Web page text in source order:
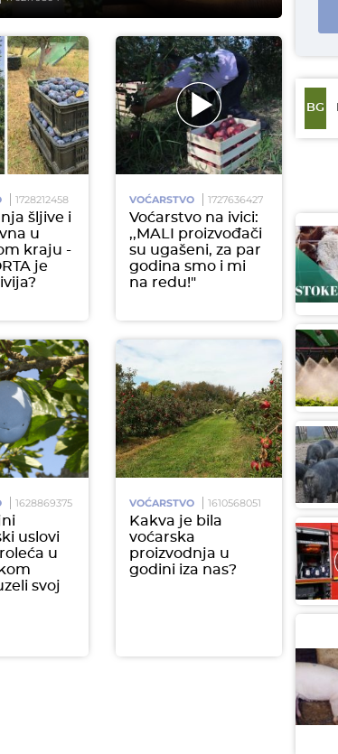
1728212458
šljive i
u
kraju -
je
VOĆARSTVO 1727636427
Voćarstvo na ivici:
,,MALI proizvođači
su ugašeni, za par
godina smo i mi
na redu!"
1628869375
uslovi
u
svoj
VOĆARSTVO 1610568051
Kakva je bila
voćarska
proizvodnja u
godini iza nas?
BG